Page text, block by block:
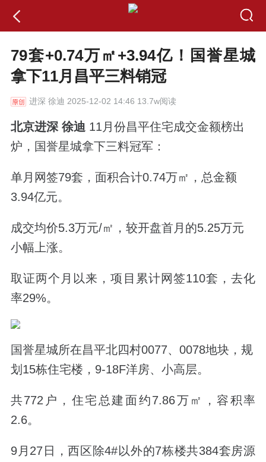
79套+0.74万㎡+3.94亿！国誉星城
拿下11月昌平三料销冠
进深 徐迪 2025-12-02 14:46 13.7w阅读
北京进深 徐迪 11月份昌平住宅成交金额榜出
炉，国誉星城拿下三料冠军：
单月网签79套，面积合计0.74万㎡，总金额
3.94亿元。
成交均价5.3万元/㎡，较开盘首月的5.25万元
小幅上涨。
取证两个月以来，项目累计网签110套，去化
率29%。
国誉星城所在昌平北四村0077、0078地块， 规
划15栋住宅楼，9-18F洋房、小高层。
共772户， 住宅总建面约7.86万㎡，容积率
2.6。
9月27日，西区除4#以外的7栋楼共384套房源